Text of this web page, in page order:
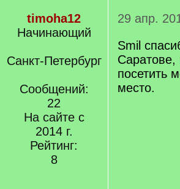
timoha12
Начинающий
Санкт-Петербург
Сообщений:
22
На сайте с
2014 г.
Рейтинг:
8
29 апр.
Smil
Саратове,
посетить
место.